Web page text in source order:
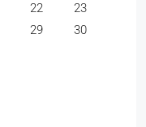
22
23
29
30